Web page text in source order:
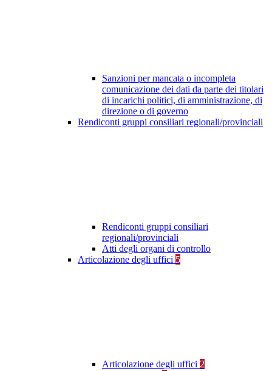
Sanzioni per mancata o incompleta
comunicazione dei dati da parte dei titolari
di incarichi politici, di amministrazione, di
direzione o di governo
Rendiconti gruppi consiliari regionali/provinciali
Rendiconti gruppi consiliari
regionali/provinciali
Atti degli organi di controllo
Articolazione degli uffici 5
Articolazione degli uffici 2